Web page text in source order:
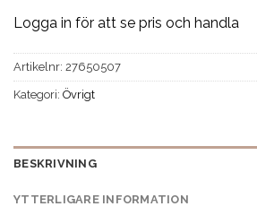
Logga in för att se pris och handla
Artikelnr: 27650507
Kategori: Övrigt
BESKRIVNING
YTTERLIGARE INFORMATION